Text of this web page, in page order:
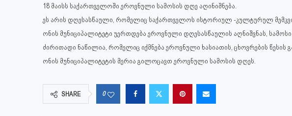
18 მაისს საქართველოში ეროვნული სამოსის დღე აღინიშნება.
ეს არის დღესასწაული, რომელიც საქართველოს ისტორიულ -კულტურულ
ონის მუნიციპალიტეტი უერთდება ეროვნული დღესასწაულის აღნიშვნას,
ძირითადი ნაწილია, რომელიც იქმნება ეროვნული ხასიათის, ცხოვრების წესის
ონის მუნიციპალიტეტის მერია გილოცავთ ეროვნული სამოსის დღეს.
SHARE 0